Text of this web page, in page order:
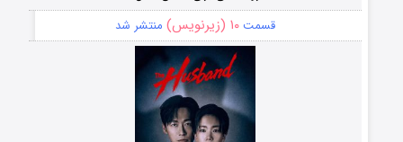
قسمت۱۰ (زیرنویس) منتشر شد